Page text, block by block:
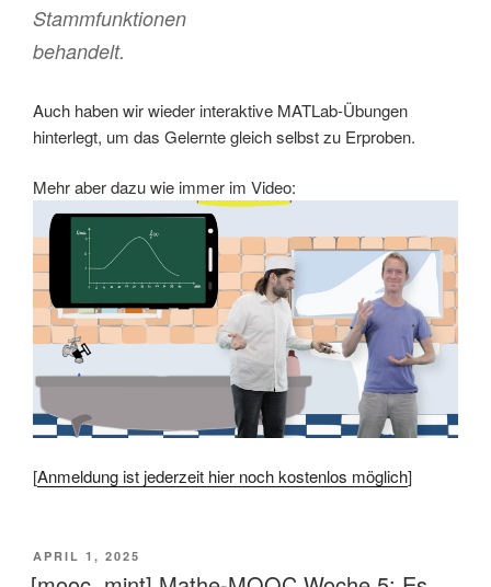
Stammfunktionen
behandelt.
Auch haben wir wieder interaktive MATLab-Übungen
hinterlegt, um das Gelernte gleich selbst zu Erproben.
Mehr aber dazu wie immer im Video:
[Anmeldung ist jederzeit hier noch kostenlos möglich]
VERÖFFENTLICHT
AM
APRIL 1, 2025